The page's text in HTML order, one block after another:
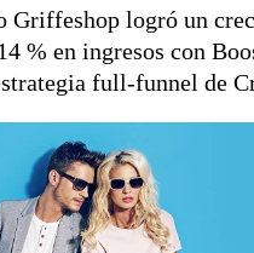
Griffeshop logró un
% en ingresos con
full-funnel de